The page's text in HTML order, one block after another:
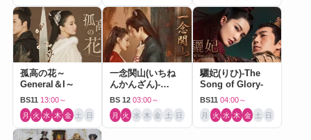
孤高の花～
General＆I～
BS11 13:00～
月 火 水 木 金 土 日
一念関山(いちね
んかんざん)-
Journey to Love-
BS 12 03:00～
月 火 水 木 金 土 日
驪妃(りひ)-The
Song of Glory-
BS11 04:00～
月 火 水 木 金 土 日